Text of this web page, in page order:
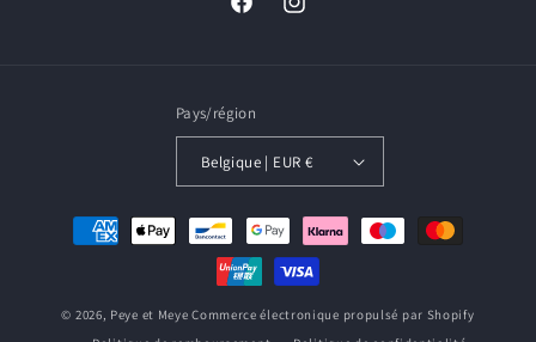
FacebookInstagram
Pays/région
Belgique | EUR €
Moyens
© 2026, Peye et Meye Commerce électronique propulsé par Shopify